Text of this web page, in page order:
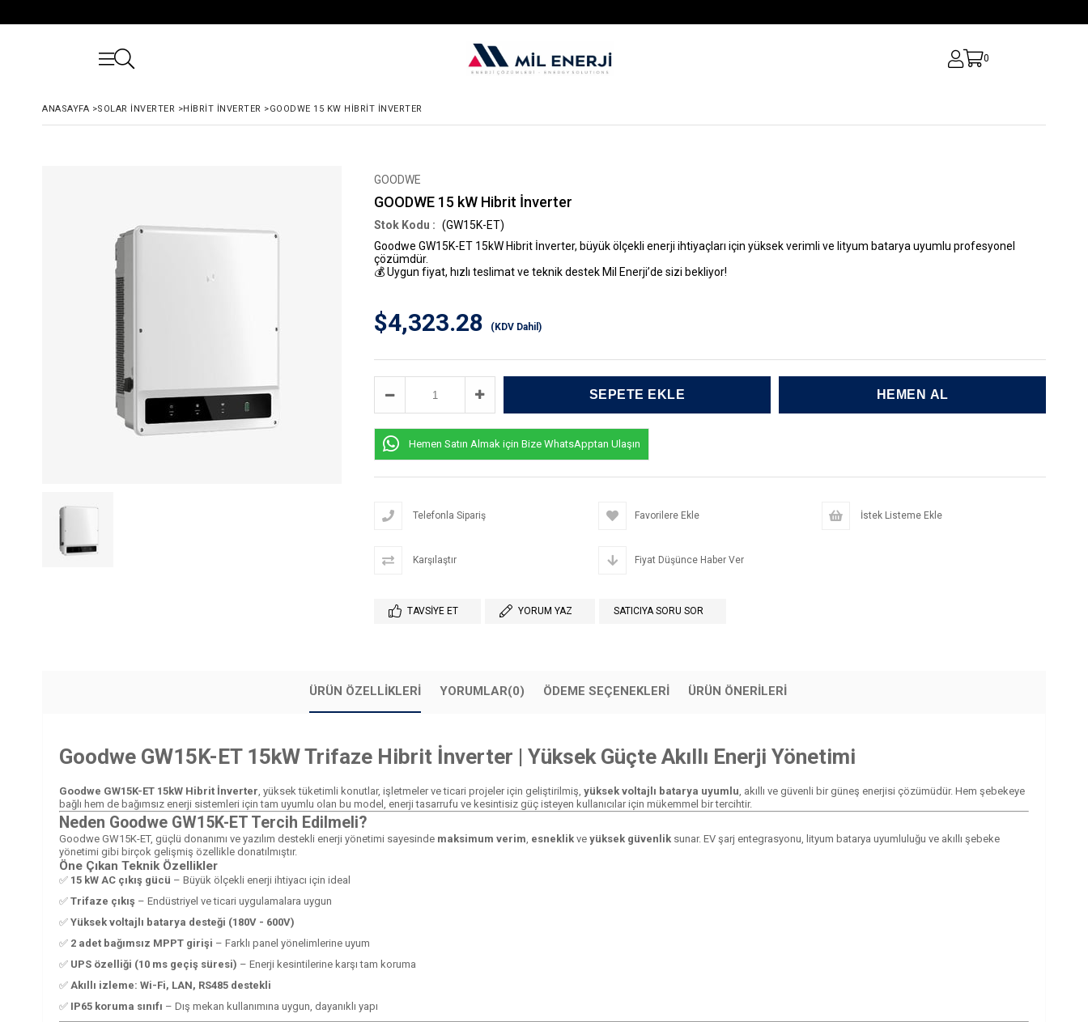
0
ANASAYFA >SOLAR İNVERTER >HIBRIT İNVERTER >GOODWE 15 KW HIBRIT İNVERTER
GOODWE
GOODWE 15 kW Hibrit İnverter
(GW15K-ET)
Goodwe GW15K-ET 15kW Hibrit İnverter, büyük ölçekli enerji ihtiyaçları için yüksek verimli ve lityum batarya uyumlu profesyonel
çözümdür.
💰Uygun fiyat, hızlı teslimat ve teknik destek Mil Enerji’de sizi bekliyor!
$4,323.28 (KDV Dahil)
Hemen Satın Almak için Bize WhatsApptan Ulaşın
Telefonla Sipariş Favorilere Ekle İstek Listeme Ekle
Karşılaştır Fiyat Düşünce Haber Ver
TAVSIYE ET YORUM YAZ SATICIYA SORU SOR
ÜRÜN ÖZELLIKLERI YORUMLAR(0) ÖDEME SEÇENEKLERI ÜRÜN ÖNERILERI
Goodwe GW15K-ET 15kW Trifaze Hibrit İnverter | Yüksek Güçte Akıllı Enerji Yönetimi
Goodwe GW15K-ET 15kW Hibrit İnverter , yüksek tüketimli konutlar, işletmeler ve ticari projeler için geliştirilmiş, yüksek voltajlı batarya uyumlu , akıllı ve güvenli bir güneş enerjisi çözümüdür. Hem şebekeye
bağlı hem de bağımsız enerji sistemleri için tam uyumlu olan bu model, enerji tasarrufu ve kesintisiz güç isteyen kullanıcılar için mükemmel bir tercihtir.
Neden Goodwe GW15K-ET Tercih Edilmeli?
Goodwe GW15K-ET, güçlü donanımı ve yazılım destekli enerji yönetimi sayesinde maksimum verim esneklik ve yüksek güvenlik sunar. EV şarj entegrasyonu, lityum batarya uyumluluğu ve akıllı şebeke
yönetimi gibi birçok gelişmiş özellikle donatılmıştır.
Öne Çıkan Teknik Özellikler
✅ 15 kW AC çıkış gücü – Büyük ölçekli enerji ihtiyacı için ideal
✅ Trifaze çıkış – Endüstriyel ve ticari uygulamalara uygun
✅ Yüksek voltajlı batarya desteği (180V - 600V)
✅ 2 adet bağımsız MPPT girişi – Farklı panel yönelimlerine uyum
✅ UPS özelliği (10 ms geçiş süresi) – Enerji kesintilerine karşı tam koruma
✅ Akıllı izleme: Wi-Fi, LAN, RS485 destekli
✅ IP65 koruma sınıfı – Dış mekan kullanımına uygun, dayanıklı yapı